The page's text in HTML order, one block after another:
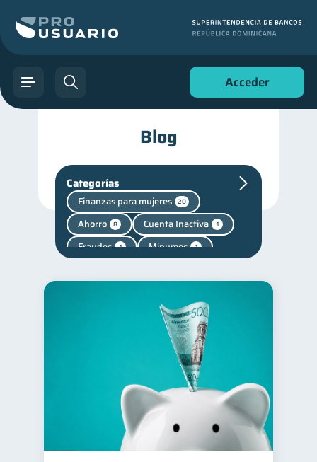
Acceder
Blog
Categorías
Finanzas para mujeres 20
Ahorro 8 Cuenta Inactiva 1
Fraudes 1 Mipymes 1
31
31
30
Control de deudas
Finanzas familiares 25
Inclusión financiera 22
Bienestar financiero 22